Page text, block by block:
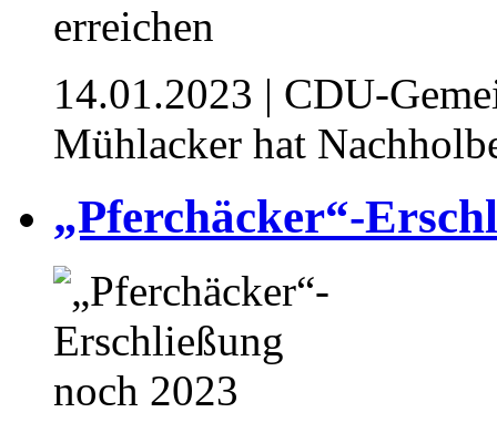
14.01.2023 | CDU-
Mühlacker hat
„Pferchäcker“-